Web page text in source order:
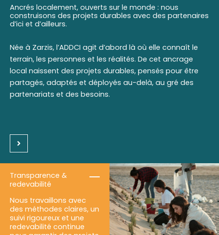
Ancrés localement, ouverts sur le monde : nous
construisons des projets durables avec des partenaires
d’ici et d’ailleurs.
Née à Zarzis, l’ADDCI agit d’abord là où elle connaît le
terrain, les personnes et les réalités. De cet ancrage
local naissent des projets durables, pensés pour être
partagés, adaptés et déployés au-delà, au gré des
partenariats et des besoins.
Transparence &
redevabilité
Nous travaillons avec
des méthodes claires, un
suivi rigoureux et une
redevabilité continue